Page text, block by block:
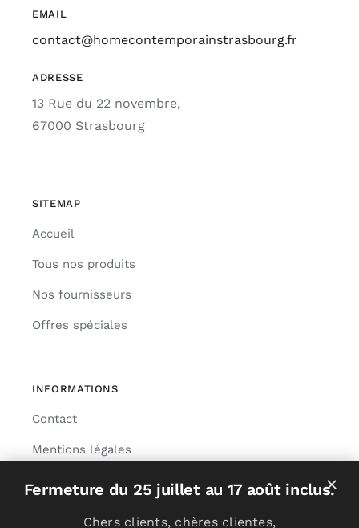
EMAIL
contact@homecontemporainstrasbourg.fr
ADRESSE
13 Rue du 22 novembre,
67000 Strasbourg
SITEMAP
Accueil
Tous nos produits
Nos fournisseurs
Offres spéciales
INFORMATIONS
Contact
Mentions légales
Fermeture du 25 juillet au 17 août inclus.
Chers clients, chères clientes,